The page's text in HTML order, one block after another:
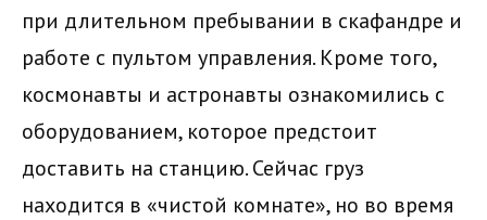
при длительном пребывании в скафандре и
работе с пультом управления. Кроме того,
космонавты и астронавты ознакомились с
оборудованием, которое предстоит
доставить на станцию. Сейчас груз
находится в «чистой комнате», но во время